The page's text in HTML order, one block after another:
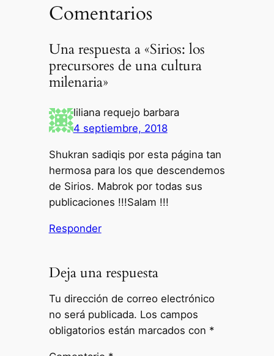
Comentarios
Una respuesta a «Sirios: los
precursores de una cultura
milenaria»
liliana requejo barbara
4 septiembre, 2018
Shukran sadiqis por esta página tan
hermosa para los que descendemos
de Sirios. Mabrok por todas sus
publicaciones !!!Salam !!!
Responder
Deja una respuesta
Tu dirección de correo electrónico
no será publicada. Los campos
obligatorios están marcados con *